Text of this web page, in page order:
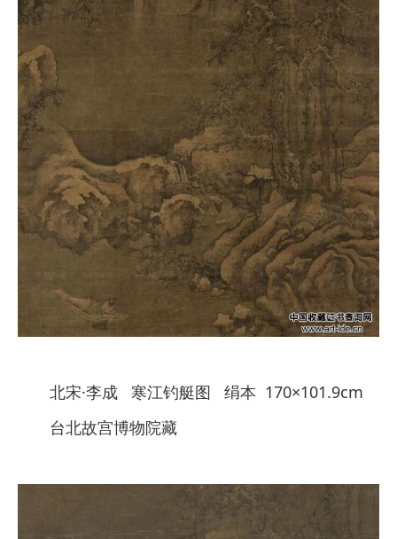
北宋·李成 寒江钓艇图 绢本 170×101.9cm
台北故宫博物院藏